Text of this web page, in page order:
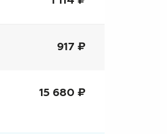
917 ₽
15 680 ₽